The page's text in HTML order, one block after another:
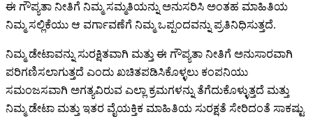
ಈ ಗೌಪ್ಯತಾ ನೀತಿಗೆ ನಿಮ್ಮ ಸಮ್ಮತಿಯನ್ನು ಅನುಸರಿಸಿ ಅಂತಹ ಮಾಹಿತಿಯ
ನಿಮ್ಮ ಸಲ್ಲಿಕೆಯು ಆ ವರ್ಗಾವಣೆಗೆ ನಿಮ್ಮ ಒಪ್ಪಂದವನ್ನು ಪ್ರತಿನಿಧಿಸುತ್ತದೆ.
ನಿಮ್ಮ ಡೇಟಾವನ್ನು ಸುರಕ್ಷಿತವಾಗಿ ಮತ್ತು ಈ ಗೌಪ್ಯತಾ ನೀತಿಗೆ ಅನುಸಾರವಾಗಿ
ಪರಿಗಣಿಸಲಾಗುತ್ತದೆ ಎಂದು ಖಚಿತಪಡಿಸಿಕೊಳ್ಳಲು ಕಂಪನಿಯು
ಸಮಂಜಸವಾಗಿ ಅಗತ್ಯವಿರುವ ಎಲ್ಲಾ ಕ್ರಮಗಳನ್ನು ತೆಗೆದುಕೊಳ್ಳುತ್ತದೆ ಮತ್ತು
ನಿಮ್ಮ ಡೇಟಾ ಮತ್ತು ಇತರ ವೈಯಕ್ತಿಕ ಮಾಹಿತಿಯ ಸುರಕ್ಷತೆ ಸೇರಿದಂತೆ ಸಾಕಷ್ಟು